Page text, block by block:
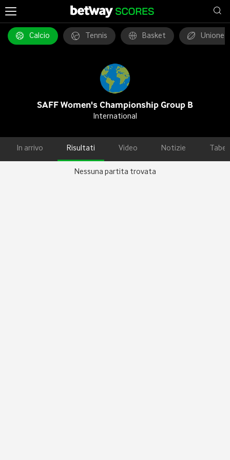
Calcio Tennis Basket Unione
SAFF Women's Championship Group B
International
In arrivo Risultati Video Notizie
Nessuna partita trovata